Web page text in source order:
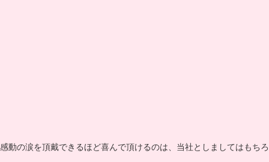
感動の涙を頂戴できるほど喜んで頂けるのは、当社としましてはもち